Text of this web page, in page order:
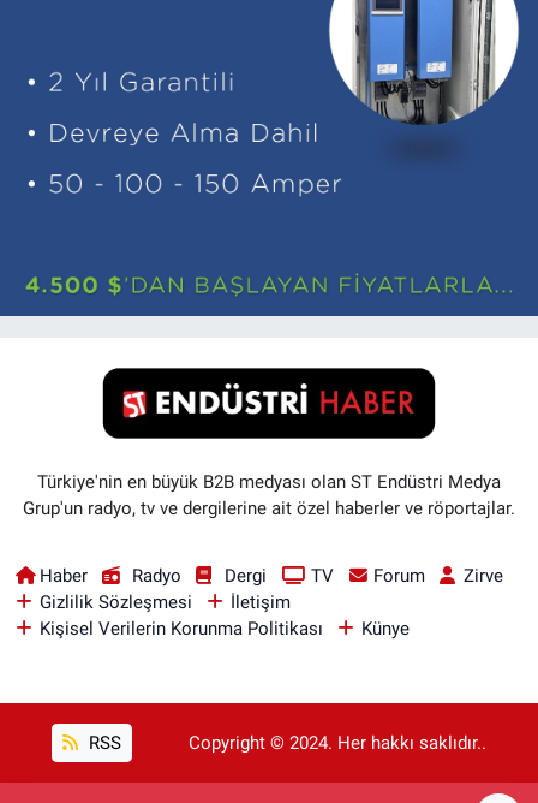
Türkiye'nin en büyük B2B medyası olan ST Endüstri Medya
Grup'un radyo, tv ve dergilerine ait özel haberler ve röportajlar.
Haber Radyo Dergi TV Forum
Zirve
Gizlilik Sözleşmesi
İletişim
Kişisel Verilerin Korunma Politikası
Künye
RSS Copyright © 2024. Her hakkı saklıdır..